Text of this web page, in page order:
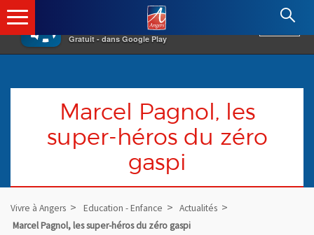
×
Gratuit - dans Google Play
Angers.fr : Retour à l'accueil
Marcel Pagnol, les
super-héros du zéro
gaspi
Vivre à Angers Education - Enfance
Actualités
Marcel Pagnol, les super-héros du zéro gaspi